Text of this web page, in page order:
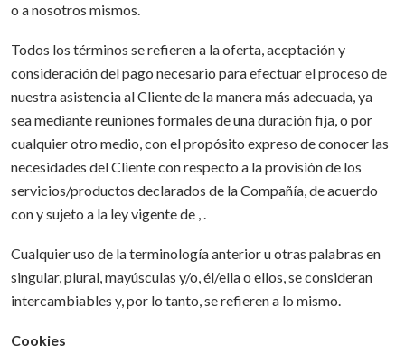
o a nosotros mismos.
Todos los términos se refieren a la oferta, aceptación y
consideración del pago necesario para efectuar el proceso de
nuestra asistencia al Cliente de la manera más adecuada, ya
sea mediante reuniones formales de una duración fija, o por
cualquier otro medio, con el propósito expreso de conocer las
necesidades del Cliente con respecto a la provisión de los
servicios/productos declarados de la Compañía, de acuerdo
con y sujeto a la ley vigente de , .
Cualquier uso de la terminología anterior u otras palabras en
singular, plural, mayúsculas y/o, él/ella o ellos, se consideran
intercambiables y, por lo tanto, se refieren a lo mismo.
Cookies